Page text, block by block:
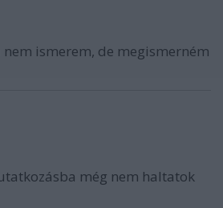
nem ismerem, de megismerném
még nem haltatok